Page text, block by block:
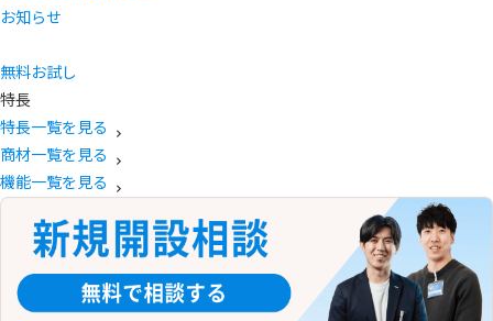
お知らせ
無料お試し
特長
特長一覧を見る
商材一覧を見る
機能一覧を見る